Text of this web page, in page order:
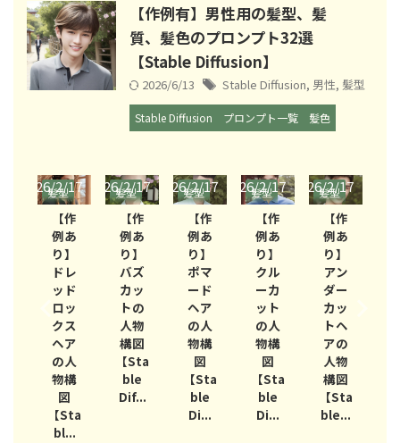
【作例有】男性用の髪型、髪
質、髪色のプロンプト32選
【Stable Diffusion】
2026/6/13 Stable Diffusion, 男性, 髪型
Stable Diffusion プロンプト一覧 髪色
髪型
2026/2/17
【作
例あ
り】
ドレ
ッド
ロッ
クス
ヘア
の人
物構
図
【Sta
bl...
髪型
2026/2/17
【作
例あ
り】
バズ
カッ
トの
人物
構図
【Sta
ble
Dif...
髪型
2026/2/17
【作
例あ
り】
ポマ
ード
ヘア
の人
物構
図
【Sta
ble
Di...
髪型
2026/2/17
【作
例あ
り】
クル
ーカ
ット
の人
物構
図
【Sta
ble
Di...
髪型
2026/2/17
【作
例あ
り】
アン
ダー
カッ
トヘ
アの
人物
構図
【Sta
ble...
2026/